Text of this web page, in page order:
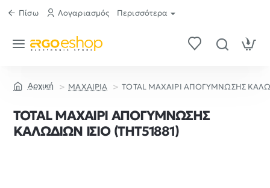
Πίσω Λογαριασμός Περισσότερα
ΜΑΧΑΙΡΙΑ TOTAL ΜΑΧΑΙΡΙ ΑΠΟΓΥΜΝΩΣΗΣ
TOTAL ΜΑΧΑΙΡΙ ΑΠΟΓΥΜΝΩΣΗΣ
ΚΑΛΩΔΙΩΝ ΙΣΙΟ (THT51881)